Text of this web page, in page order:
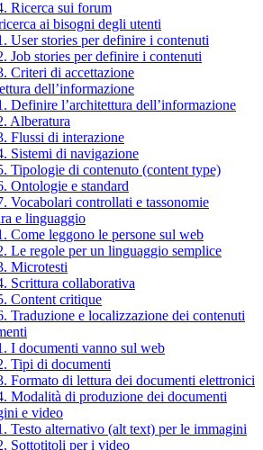
Ricerca sui forum
ai bisogni degli utenti
User stories per definire i contenuti
Job stories per definire i contenuti
Criteri di accettazione
dell’informazione
Definire l’architettura dell’informazione
Alberatura
Flussi di interazione
Sistemi di navigazione
Tipologie di contenuto (content type)
Ontologie e standard
Vocabolari controllati e tassonomie
e linguaggio
Come leggono le persone sul web
Le regole per un linguaggio semplice
Microtesti
Scrittura collaborativa
Content critique
Traduzione e localizzazione dei contenuti
I documenti vanno sul web
Tipi di documenti
Formato di lettura dei documenti elettronici
Modalità di produzione dei documenti
e video
Testo alternativo (alt text) per le immagini
Sottotitoli per i video